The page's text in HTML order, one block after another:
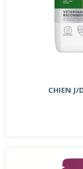
CHIEN J/